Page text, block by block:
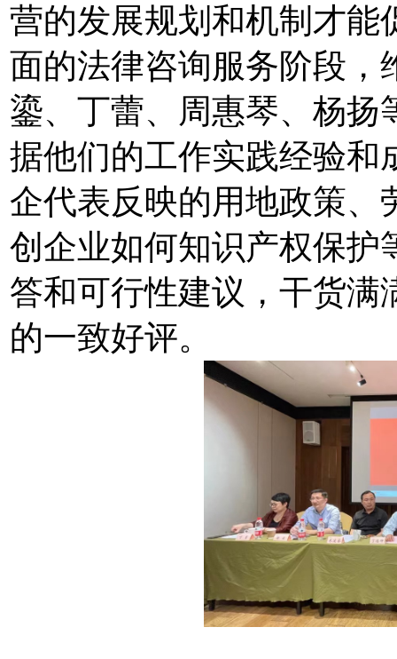
营的发展规划和机制才能
面的法律咨询服务阶段，
鎏、丁蕾、周惠琴、杨扬
据他们的工作实践经验和
企代表反映的用地政策、
创企业如何知识产权保护
答和可行性建议，干货满
的一致好评。